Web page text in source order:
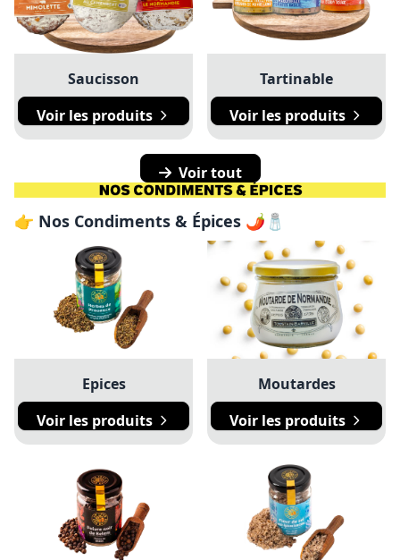
Saucisson
Voir les produits
Tartinable
Voir les produits
Voir tout
👉 Nos Condiments & Épices 🌶️🧂
Epices
Voir les produits
Moutardes
Voir les produits